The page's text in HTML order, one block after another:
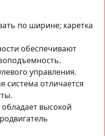
по ширине; каретка
обеспечивают
управления.
система отличается
высокой